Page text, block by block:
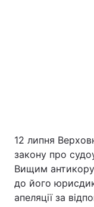
12 липня
закону про
Вищим
до його
апеляції за